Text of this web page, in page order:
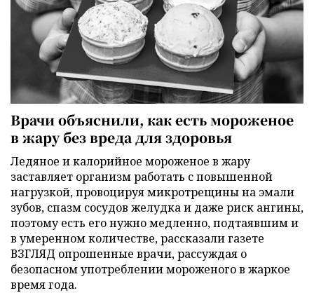
Врачи объяснили, как есть мороженое
в жару без вреда для здоровья
Ледяное и калорийное мороженое в жару
заставляет организм работать с повышенной
нагрузкой, провоцируя микротрещины на эмали
зубов, спазм сосудов желудка и даже риск ангины,
поэтому есть его нужно медленно, подтаявшим и
в умеренном количестве, рассказали газете
ВЗГЛЯД опрошенные врачи, рассуждая о
безопасном употреблении мороженого в жаркое
время года.